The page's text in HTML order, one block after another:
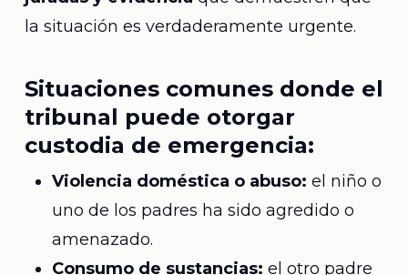
la situación es verdaderamente urgente.
Situaciones comunes donde el
tribunal puede otorgar
custodia de emergencia:
Violencia doméstica o abuso: el niño o
uno de los padres ha sido agredido o
amenazado.
Consumo de sustancias: el otro padre